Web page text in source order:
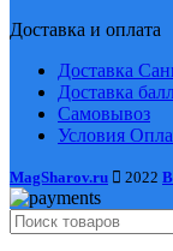
Доставка и оплата
Доставка
Доставка
Самовывоз
Условия
MagSharov.ru 2022